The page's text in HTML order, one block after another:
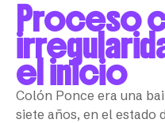
Proceso
el inicio
Colón Ponce era una
siete años, en el estado